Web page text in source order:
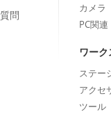
問
カメラ
PC関連
ワー
ステー
アクセ
ツール